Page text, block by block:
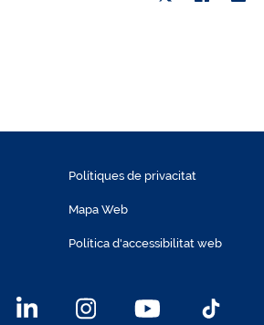
Polítiques de privacitat
Mapa Web
Política d'accessibilitat web